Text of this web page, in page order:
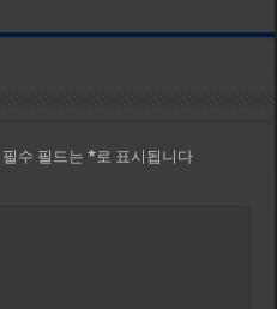
필수 필드는*로 표시됩니다